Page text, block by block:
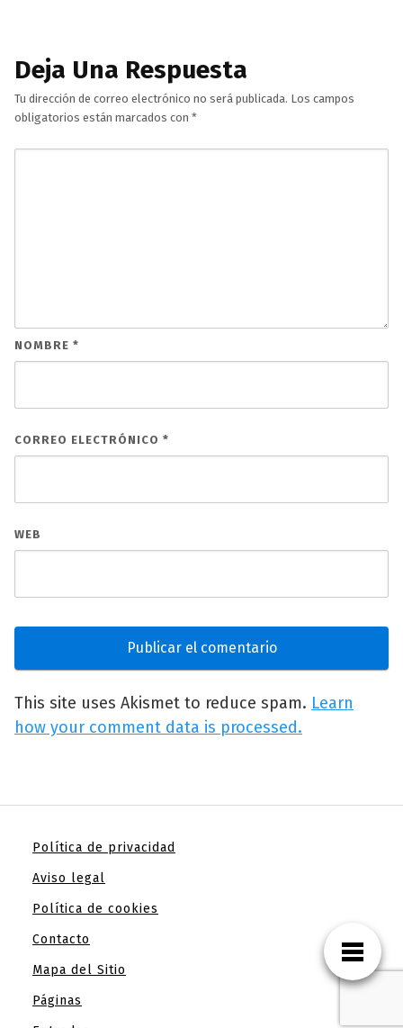
Deja Una Respuesta
Tu dirección de correo electrónico no será publicada. Los campos
obligatorios están marcados con *
NOMBRE *
CORREO ELECTRÓNICO *
WEB
This site uses Akismet to reduce spam. Learn
how your comment data is processed.
Política de privacidad
Aviso legal
Política de cookies
Contacto
Mapa del Sitio
Páginas